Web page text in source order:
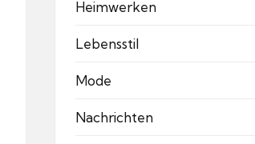
Heimwerken
Lebensstil
Mode
Nachrichten